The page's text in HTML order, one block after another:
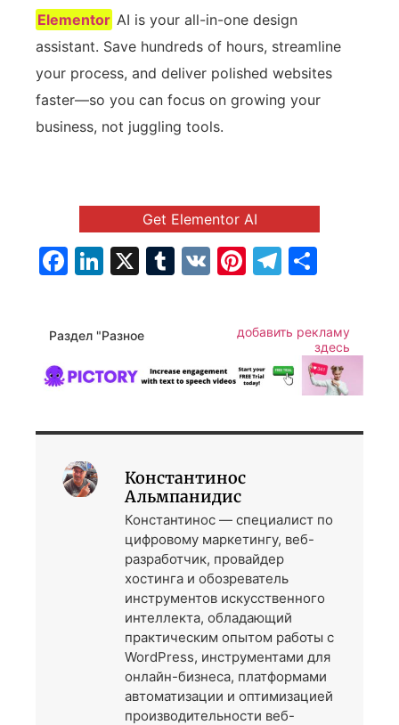
Elementor AI is your all-in-one design
assistant. Save hundreds of hours, streamline
your process, and deliver polished websites
faster—so you can focus on growing your
business, not juggling tools.
Get Elementor AI
Facebook
LinkedIn
X Tumblr
VK Pinterest
Раздел "Разное
добавить рекламу
здесь
Константинос
Альмпанидис
Константинос — специалист по
цифровому маркетингу, веб-
разработчик, провайдер
хостинга и обозреватель
инструментов искусственного
интеллекта, обладающий
практическим опытом работы с
WordPress, инструментами для
онлайн-бизнеса, платформами
автоматизации и оптимизацией
производительности веб-